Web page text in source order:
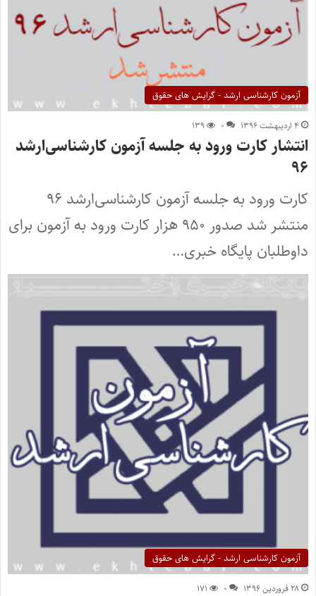
آزمون کارشناسی ارشد - گرایش های حقوق
۴ اردیبهشت ۱۳۹۶ ۰ ۱۳۹
انتشار کارت ورود به جلسه آزمون کارشناسی‌ارشد
۹۶
کارت ورود به جلسه آزمون کارشناسی‌ارشد ۹۶
منتشر شد صدور ۹۵۰ هزار کارت ورود به آزمون برای
داوطلبان پایگاه خبری…
آزمون کارشناسی ارشد - گرایش های حقوق
۲۸ فروردین ۱۳۹۶ ۰ ۱۷۱